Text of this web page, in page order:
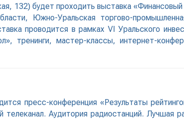
132) будет проходить выставка
Южно-Уральская торгово-
проводится в рамках VI Уральского
тренинги, мастер-классы, интернет-
пресс-конференция «Результаты
Аудитория радиостанций. Лучшая